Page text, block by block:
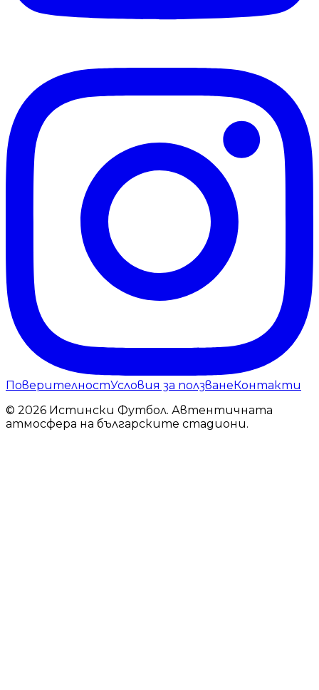
ПоверителностУсловия за ползванеКонтакти
© 2026 Истински Футбол. Автентичната
атмосфера на българските стадиони.